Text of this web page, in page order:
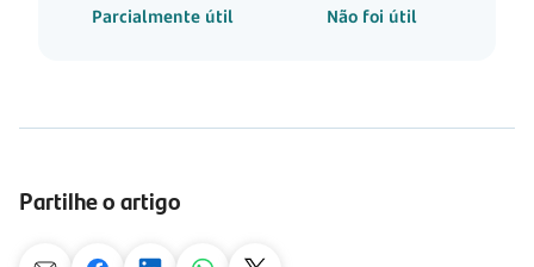
Parcialmente útil Não foi útil
Partilhe o artigo